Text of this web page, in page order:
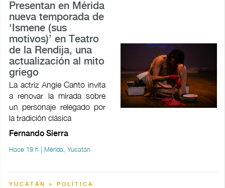
Presentan en Mérida
nueva temporada de
‘Ismene (sus
motivos)’ en Teatro
de la Rendija, una
actualización al mito
griego
La actriz Angie Canto invita
a renovar la mirada sobre
un personaje relegado por
la tradición clásica
Fernando Sierra
Hace 19 h | Mérida, Yucatán
YUCATÁN > POLÍTICA